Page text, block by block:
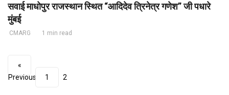
सवाई माधोपुर राजस्थान स्थित “आदिदेव त्रिनेत्र गणेश” जी पधारे
मुंबई
CMARG 1 min read
«
Previous
1 2